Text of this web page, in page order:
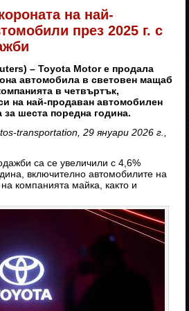
на най-
през 2025 г. с
– Toyota Motor е продала
автомобила в световен мащаб
в четвъртък,
на най-продаван автомобилен
шеста поредна година.
transportation, 29 януари 2026 г.,
са се увеличили с 4,6%
включително автомобилите на
компанията майка, както и